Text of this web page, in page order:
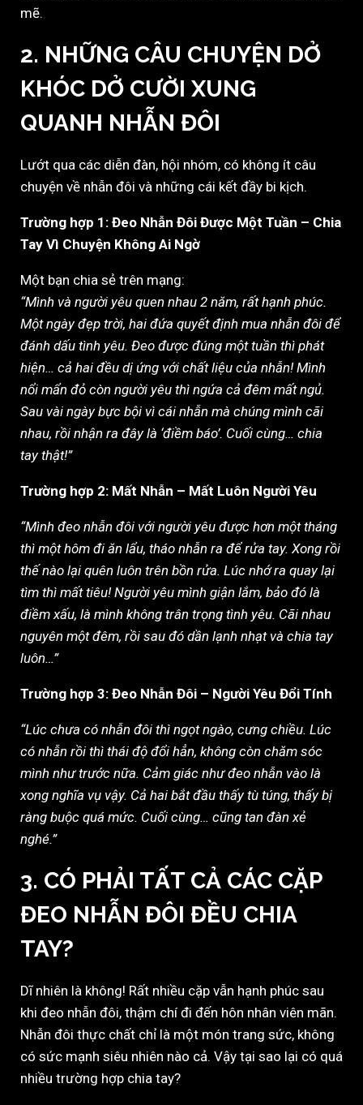
mẽ.
2. NHỮNG CÂU CHUYỆN DỞ
KHÓC DỞ CƯỜI XUNG
QUANH NHẪN ĐÔI
Lướt qua các diễn đàn, hội nhóm, có không ít câu
chuyện về nhẫn đôi và những cái kết đầy bi kịch.
Trường hợp 1: Đeo Nhẫn Đôi Được Một Tuần – Chia
Tay Vì Chuyện Không Ai Ngờ
Một bạn chia sẻ trên mạng:
“Mình và người yêu quen nhau 2 năm, rất hạnh phúc.
Một ngày đẹp trời, hai đứa quyết định mua nhẫn đôi để
đánh dấu tình yêu. Đeo được đúng một tuần thì phát
hiện… cả hai đều dị ứng với chất liệu của nhẫn! Mình
nổi mẩn đỏ còn người yêu thì ngứa cả đêm mất ngủ.
Sau vài ngày bực bội vì cái nhẫn mà chúng mình cãi
nhau, rồi nhận ra đây là ‘điềm báo’. Cuối cùng… chia
tay thật!”
Trường hợp 2: Mất Nhẫn – Mất Luôn Người Yêu
“Mình đeo nhẫn đôi với người yêu được hơn một tháng
thì một hôm đi ăn lẩu, tháo nhẫn ra để rửa tay. Xong rồi
thế nào lại quên luôn trên bồn rửa. Lúc nhớ ra quay lại
tìm thì mất tiêu! Người yêu mình giận lắm, bảo đó là
điềm xấu, là mình không trân trọng tình yêu. Cãi nhau
nguyên một đêm, rồi sau đó dần lạnh nhạt và chia tay
luôn…”
Trường hợp 3: Đeo Nhẫn Đôi – Người Yêu Đổi Tính
“Lúc chưa có nhẫn đôi thì ngọt ngào, cưng chiều. Lúc
có nhẫn rồi thì thái độ đổi hẳn, không còn chăm sóc
mình như trước nữa. Cảm giác như đeo nhẫn vào là
xong nghĩa vụ vậy. Cả hai bắt đầu thấy tù túng, thấy bị
ràng buộc quá mức. Cuối cùng… cũng tan đàn xẻ
nghé.”
3. CÓ PHẢI TẤT CẢ CÁC CẶP
ĐEO NHẪN ĐÔI ĐỀU CHIA
TAY?
Dĩ nhiên là không! Rất nhiều cặp vẫn hạnh phúc sau
khi đeo nhẫn đôi, thậm chí đi đến hôn nhân viên mãn.
Nhẫn đôi thực chất chỉ là một món trang sức, không
có sức mạnh siêu nhiên nào cả. Vậy tại sao lại có quá
nhiều trường hợp chia tay?